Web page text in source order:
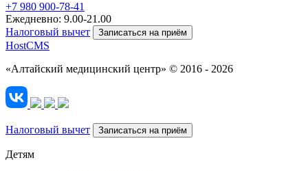
+7 980 900-78-41
Ежедневно: 9.00-21.00
Налоговый вычет
Записаться на приём
HostCMS
«Алтайский медицинский центр» © 2016 - 2026
Налоговый вычет Записаться на приём
Детям